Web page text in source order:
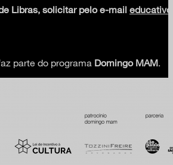
Libras, solicitar pelo e-mail
parte do programa Domingo MAM